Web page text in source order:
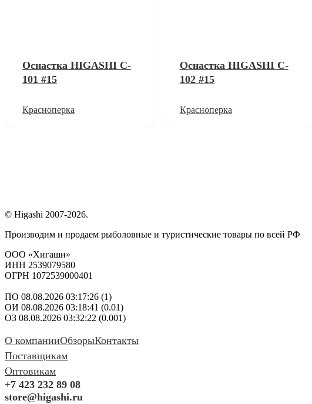
Оснастка HIGASHI C-
101 #15
Красноперка
Оснастка HIGASHI C-
102 #15
Красноперка
© Higashi 2007-2026.
Производим и продаем рыболовные и туристические товары по всей РФ
ООО «Хигаши»
ИНН 2539079580
ОГРН 1072539000401
ПО 08.08.2026 03:17:26 (1)
ОИ 08.08.2026 03:18:41 (0.01)
ОЗ 08.08.2026 03:32:22 (0.001)
О компанииОбзорыКонтакты
Поставщикам
Оптовикам
+7 423 232 89 08
store@higashi.ru